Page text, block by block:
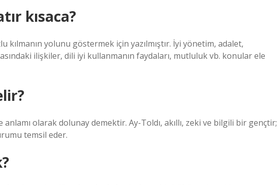
kısaca?
kılmanın yolunu göstermek için yazılmıştır. İyi yönetim, adalet,
ilişkiler, dili iyi kullanmanın faydaları, mutluluk vb. konular ele
anlamı olarak dolunay demektir. Ay-Toldı, akıllı, zeki ve bilgili bir gençtir;
temsil eder.